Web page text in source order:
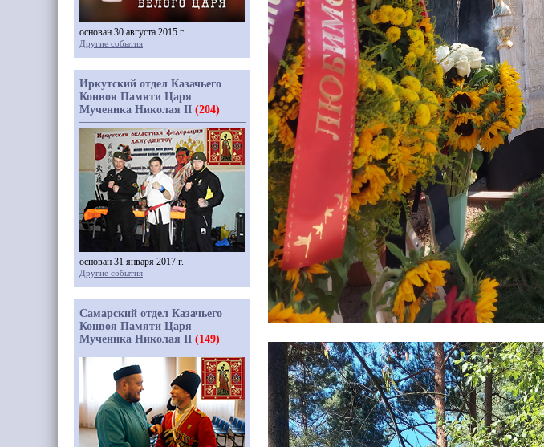
основан 30 августа 2015 г.
Другие события
Иркутский отдел Казачьего
Конвоя Памяти Царя
Мученика Николая II (204)
основан 31 января 2017 г.
Другие события
Самарский отдел Казачьего
Конвоя Памяти Царя
Мученика Николая II (149)